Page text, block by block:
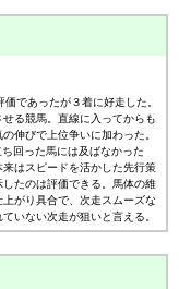
であったが３着に好走した。
る競馬。直線に入ってからも
伸びで上位争いに加わった。
回った馬には及ばなかった
はスピードを活かした先行策
たのは評価できる。馬体の維
がり具合で、次走スムーズな
いない次走が狙いと言える。